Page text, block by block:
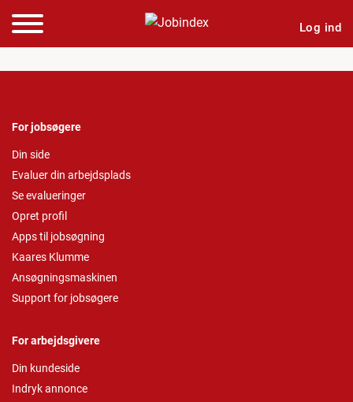
Log ind
For jobsøgere
Din side
Evaluer din arbejdsplads
Se evalueringer
Opret profil
Apps til jobsøgning
Kaares Klumme
Ansøgningsmaskinen
Support for jobsøgere
For arbejdsgivere
Din kundeside
Indryk annonce